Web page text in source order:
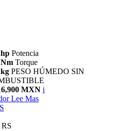
Potencia
Torque
PESO HÚMEDO SIN
MXN i
Lee Mas